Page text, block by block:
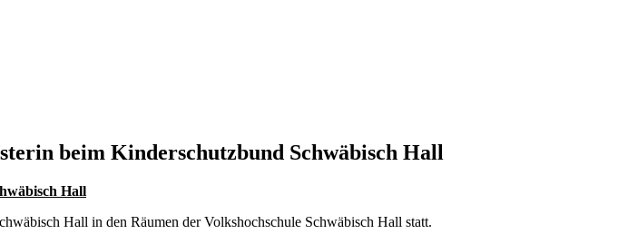
beim Kinderschutzbund Schwäbisch Hall
Hall
Hall in den Räumen der Volkshochschule Schwäbisch Hall statt.